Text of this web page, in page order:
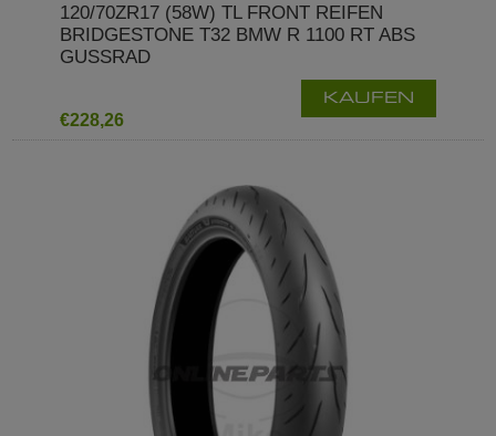
120/70ZR17 (58W) TL FRONT REIFEN
BRIDGESTONE T32 BMW R 1100 RT ABS
GUSSRAD
€228,26
KAUFEN